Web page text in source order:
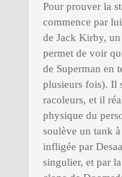
Pour prouver la
commence par
de Jack Kirby,
permet de voir
de Superman en
plusieurs fois). Il
racoleurs, et il
physique du
soulève un tank
infligée par
singulier, et par